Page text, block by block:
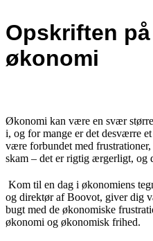
Opskriften
økonomi
Økonomi kan være en svær
i, og for mange er det desværre
være forbundet med
skam – det er rigtig ærgerligt, og
Kom til en dag i økonomiens
og direktør afBoovot, giver dig
bugt med de økonomiske
økonomi og økonomisk frihed.